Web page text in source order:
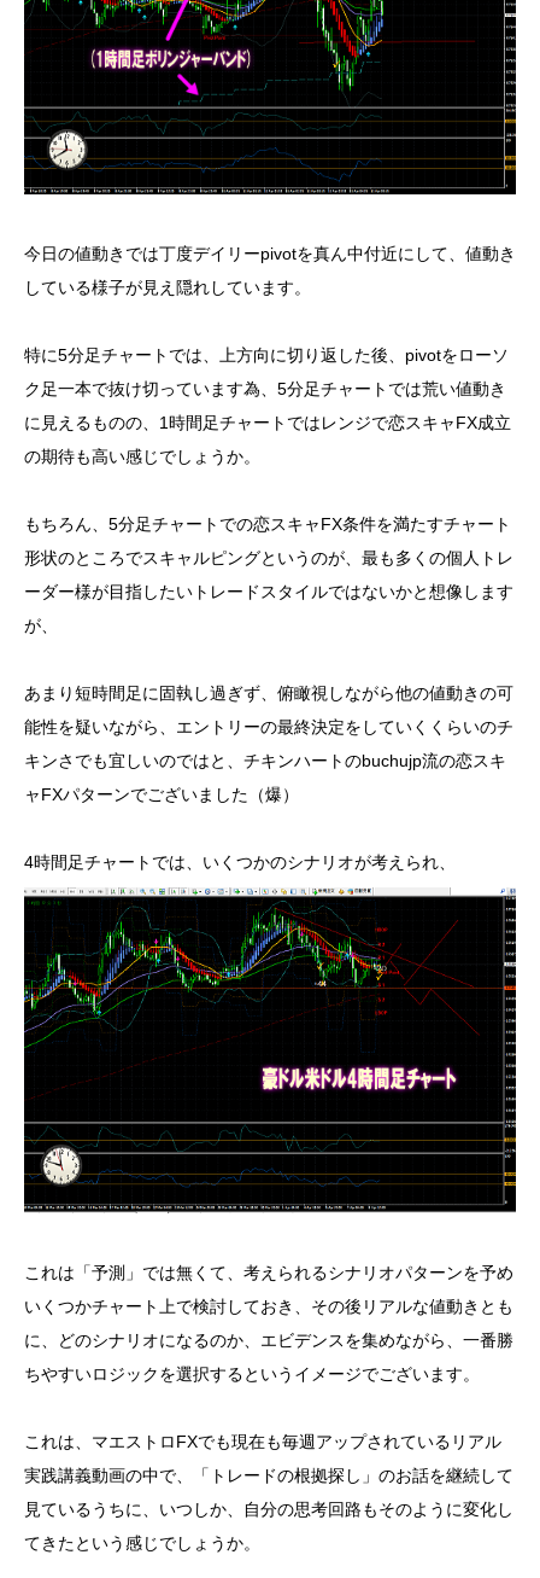
今日の値動きでは丁度デイリーpivotを真ん中付近にして、値動き
している様子が見え隠れしています。
特に5分足チャートでは、上方向に切り返した後、pivotをローソ
ク足一本で抜け切っています為、5分足チャートでは荒い値動き
に見えるものの、1時間足チャートではレンジで恋スキャFX成立
の期待も高い感じでしょうか。
もちろん、5分足チャートでの恋スキャFX条件を満たすチャート
形状のところでスキャルピングというのが、最も多くの個人トレ
ーダー様が目指したいトレードスタイルではないかと想像します
が、
あまり短時間足に固執し過ぎず、俯瞰視しながら他の値動きの可
能性を疑いながら、エントリーの最終決定をしていくくらいのチ
キンさでも宜しいのではと、チキンハートのbuchujp流の恋スキ
ャFXパターンでございました（爆）
4時間足チャートでは、いくつかのシナリオが考えられ、
これは「予測」では無くて、考えられるシナリオパターンを予め
いくつかチャート上で検討しておき、その後リアルな値動きとも
に、どのシナリオになるのか、エビデンスを集めながら、一番勝
ちやすいロジックを選択するというイメージでございます。
これは、マエストロFXでも現在も毎週アップされているリアル
実践講義動画の中で、「トレードの根拠探し」のお話を継続して
見ているうちに、いつしか、自分の思考回路もそのように変化し
てきたという感じでしょうか。